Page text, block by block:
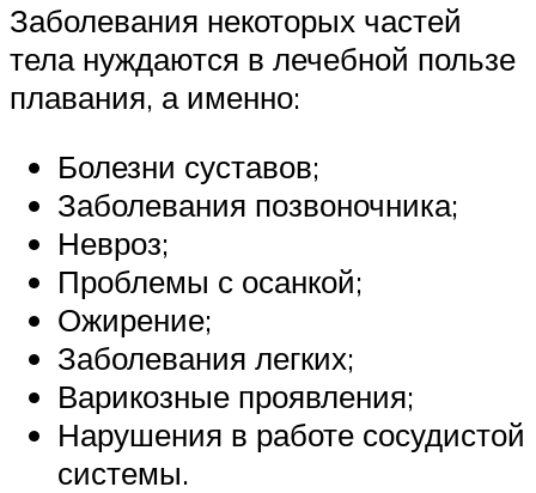
Заболевания некоторых частей
тела нуждаются в лечебной пользе
плавания, а именно:
Болезни суставов;
Заболевания позвоночника;
Невроз;
Проблемы с осанкой;
Ожирение;
Заболевания легких;
Варикозные проявления;
Нарушения в работе сосудистой
системы.